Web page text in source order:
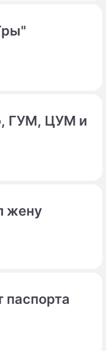
ГУМ, ЦУМ и
жену